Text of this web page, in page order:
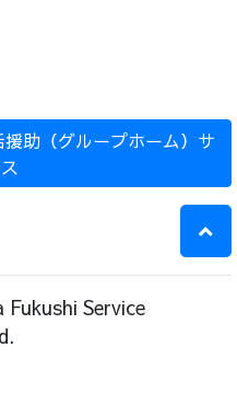
助（グループホーム）サ
Service